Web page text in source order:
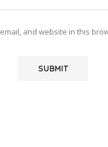
and website in this